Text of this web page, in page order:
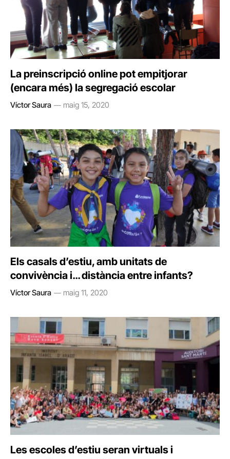
La preinscripció online pot empitjorar
(encara més) la segregació escolar
Víctor Saura maig 15, 2020
Els casals d’estiu, amb unitats de
convivència i… distància entre infants?
Víctor Saura maig 11, 2020
Les escoles d’estiu seran virtuals i